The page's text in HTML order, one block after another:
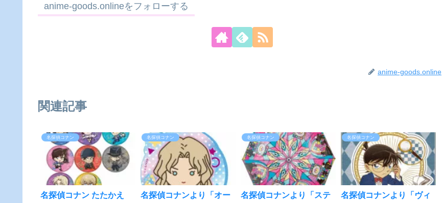
anime-goods.onlineをフォローする
anime-goods.online
関連記事
名探偵コナン
名探偵コナン たたかえ
名探偵コナン
名探偵コナンより「オー
名探偵コナン
名探偵コナンより「ステ
名探偵コナン
名探偵コナンより「ヴィ